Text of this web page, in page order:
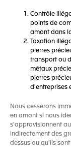
Contrôle
points de
amont dans
Taxation
pierres
transport ou
métaux
pierres
d'entreprises
Nous cesserons
en amont si nous
s'approvisionnent
indirectement des
dessus ou qu'ils